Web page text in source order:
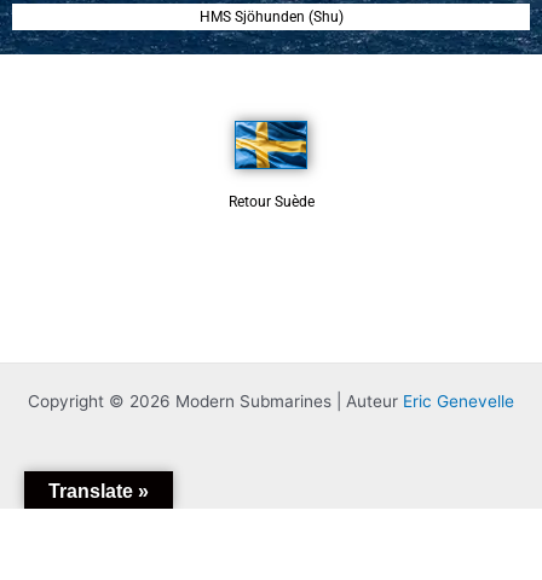
HMS Sjöhunden (Shu)
Retour Suède
Copyright © 2026 Modern Submarines | Auteur Eric Genevelle
Translate »